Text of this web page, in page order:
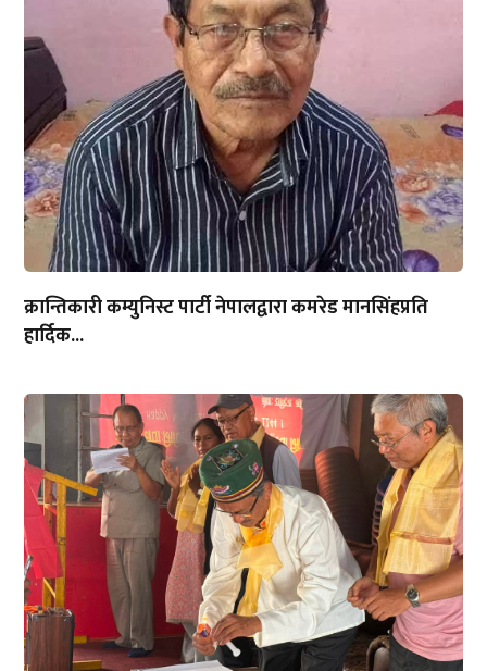
क्रान्तिकारी कम्युनिस्ट पार्टी नेपालद्वारा कमरेड मानसिंहप्रति
हार्दिक...